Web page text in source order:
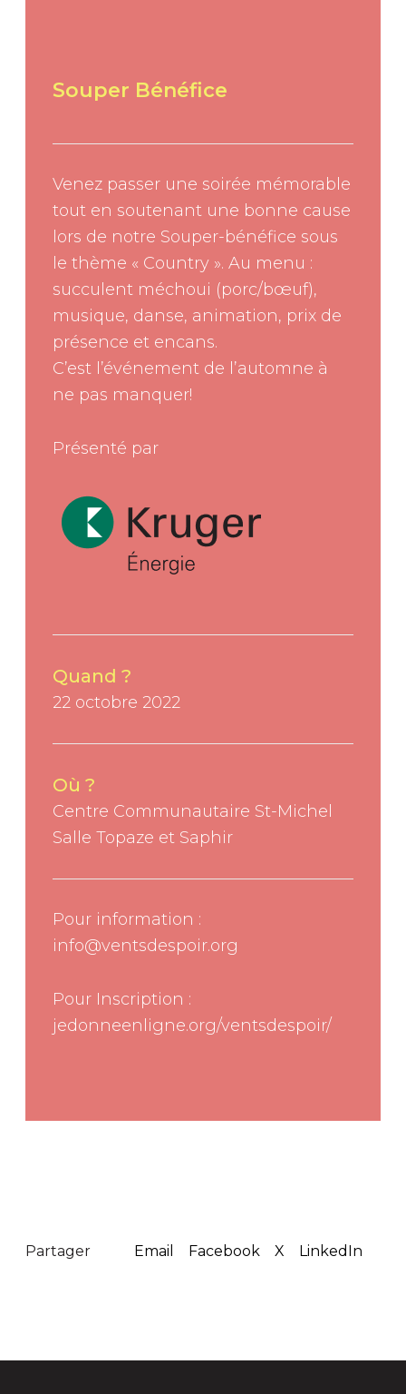
Souper Bénéfice
Venez passer une soirée mémorable
tout en soutenant une bonne cause
lors de notre Souper-bénéfice sous
le thème « Country ». Au menu :
succulent méchoui (porc/bœuf),
musique, danse, animation, prix de
présence et encans.
C’est l’événement de l’automne à
ne pas manquer!
Présenté par
Quand ?
22 octobre 2022
Où ?
Centre Communautaire St-Michel
Salle Topaze et Saphir
Pour information :
info@ventsdespoir.org
Pour Inscription :
jedonneenligne.org/ventsdespoir/
Partager Email Facebook X LinkedIn